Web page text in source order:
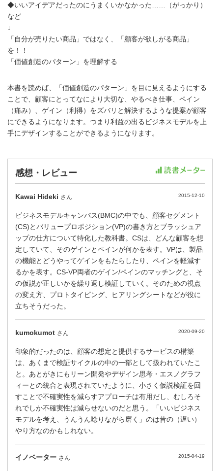
◆いいアイデアだったのにうまくいかなかった……（がっかり）
など
↓
「自分が売りたい商品」ではなく、「顧客が欲しがる商品」
を！！
「価値創造のパターン」を理解する
本書を読めば、「価値創造のパターン」を目に見えるようにする
ことで、顧客にとってなにより大切な、やるべき仕事、ペイン
（痛み）、ゲイン（利得）をズバリと解決するような提案が顧客
にできるようになります。つまり利益の出るビジネスモデルを上
手にデザインすることができるようになります。
感想・レビュー
Kawai Hideki さん 2015-12-10
ビジネスモデルキャンバス(BMC)の中でも、顧客セグメント
(CS)とバリュープロポジション(VP)の書き方とブラッシュア
ップの仕方について特化した教科書。CSは、どんな顧客を想
定していて、そのゲインとペインが何かを表す。VPは、製品
の機能とどうやってゲインをもたらしたり、ペインを軽減す
るかを表す。CS-VP両者のゲイン/ペインのマッチングと、そ
の仮説が正しいかを繰り返し検証していく。そのための視点
の変え方、プロトタイピング、ヒアリングシートなどが役に
立ちそうだった。
kumokumot さん 2020-09-20
印象的だったのは、顧客の想定と提供するサービスの構築
は、あくまで検証サイクルの中の一部として扱われていたこ
と。あとがきにもリーン開発やデザイン思考・エスノグラフ
ィーとの統合と表現されていたように、小さく仮説検証を回
すことで不確実性を減らすアプローチは有用だし、むしろそ
れでしか不確実性は減らせないのだと思う。「いいビジネス
モデルを考え、うんうん唸りながら磨く」のは昔の（遅い）
やり方なのかもしれない。
イノベーター さん 2015-04-19